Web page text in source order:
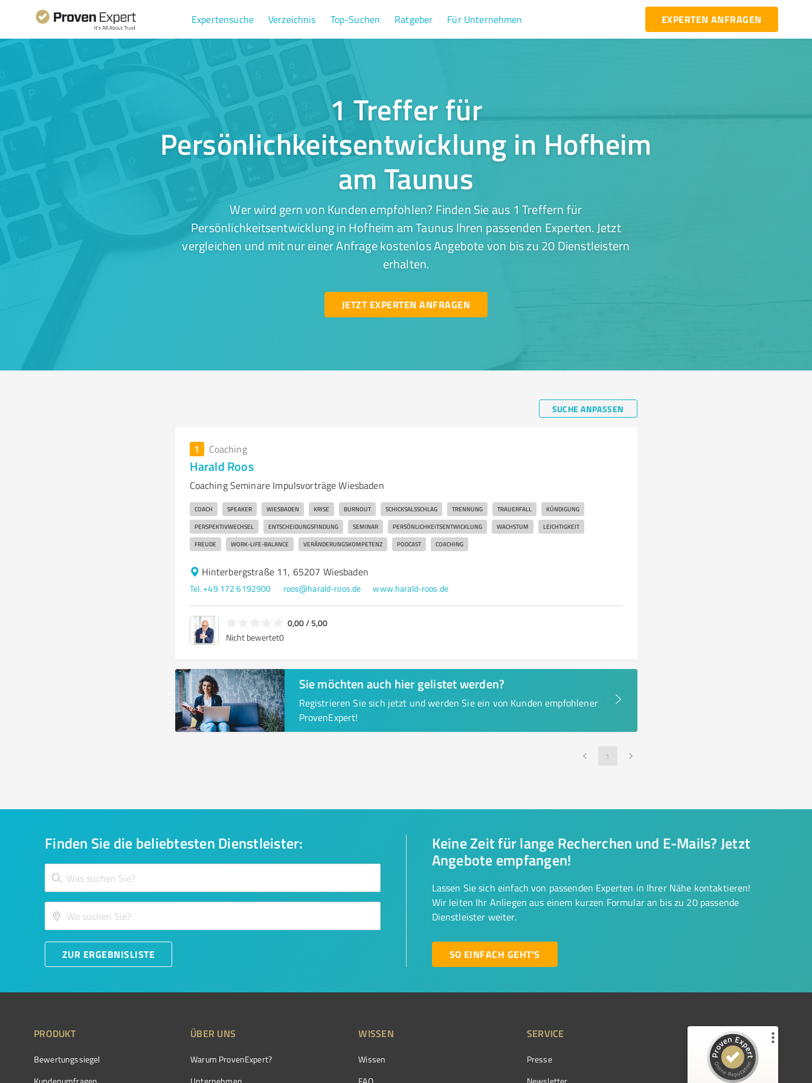
Expertensuche Verzeichnis Top-Suchen Ratgeber Für Unternehmen EXPERTEN ANFRAGEN
1 Treffer für
Persönlichkeitsentwicklung in Hofheim
am Taunus
Wer wird gern von Kunden empfohlen? Finden Sie aus 1 Treffern für
Persönlichkeitsentwicklung in Hofheim am Taunus Ihren passenden Experten. Jetzt
vergleichen und mit nur einer Anfrage kostenlos Angebote von bis zu 20 Dienstleistern
erhalten.
JETZT EXPERTEN ANFRAGEN
SUCHE ANPASSEN
1 Coaching
Harald Roos
Coaching Seminare Impulsvorträge Wiesbaden
COACH SPEAKER WIESBADEN KRISE BURNOUT SCHICKSALSSCHLAG TRENNUNG TRAUERFALL KÜNDIGUNG
PERSPEKTIVWECHSEL ENTSCHEIDUNGSFINDUNG SEMINAR PERSÖNLICHKEITSENTWICKLUNG WACHSTUM LEICHTIGKEIT
FREUDE WORK-LIFE-BALANCE VERÄNDERUNGSKOMPETENZ PODCAST COACHING
Hinterbergstraße 11, 65207 Wiesbaden
Tel. +49 172 6192900 roos@harald-roos.de www.harald-roos.de
0,00 / 5,00
Nicht bewertet0
Sie möchten auch hier gelistet werden?
Registrieren Sie sich jetzt und werden Sie ein von Kunden empfohlener
ProvenExpert!
1
Finden Sie die beliebtesten Dienstleister:
ZUR ERGEBNISLISTE
Keine Zeit für lange Recherchen und E-Mails? Jetzt
Angebote empfangen!
Lassen Sie sich einfach von passenden Experten in Ihrer Nähe kontaktieren!
Wir leiten Ihr Anliegen aus einem kurzen Formular an bis zu 20 passende
Dienstleister weiter.
SO EINFACH GEHT'S
PRODUKT
Bewertungssiegel
Kundenumfragen
ÜBER UNS
Warum ProvenExpert?
Unternehmen
WISSEN
Wissen
FAQ
SERVICE
Presse
Newsletter
Kundenbewertungen und Erfahrungen zu
ProvenExpert.com